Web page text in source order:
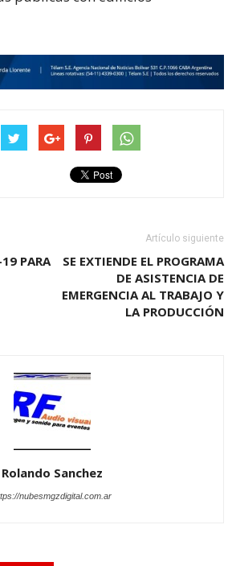
PARA
Artículo siguiente
SE EXTIENDE EL PROGRAMA
DE ASISTENCIA DE
EMERGENCIA AL TRABAJO Y
LA PRODUCCIÓN
Rolando Sanchez
nubesmgzdigital.com.ar